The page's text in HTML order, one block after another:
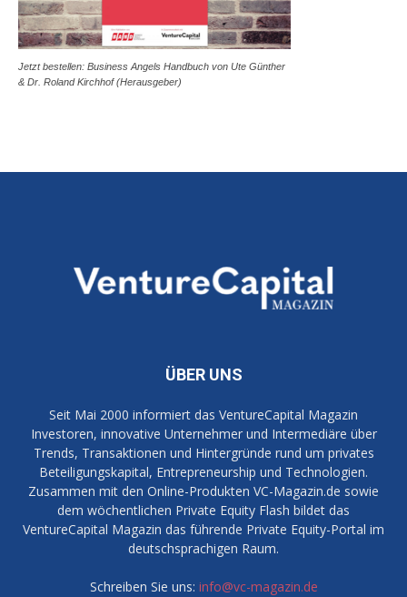
Jetzt bestellen: Business Angels Handbuch von Ute Günther
& Dr. Roland Kirchhof (Herausgeber)
ÜBER UNS
Seit Mai 2000 informiert das VentureCapital Magazin
Investoren, innovative Unternehmer und Intermediäre über
Trends, Transaktionen und Hintergründe rund um privates
Beteiligungskapital, Entrepreneurship und Technologien.
Zusammen mit den Online-Produkten VC-Magazin.de sowie
dem wöchentlichen Private Equity Flash bildet das
VentureCapital Magazin das führende Private Equity-Portal im
deutschsprachigen Raum.
Schreiben Sie uns: info@vc-magazin.de